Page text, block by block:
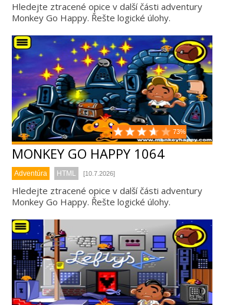
Hledejte ztracené opice v další části adventury
Monkey Go Happy. Řešte logické úlohy.
73%
MONKEY GO HAPPY 1064
Adventúra HTML [10.7.2026]
Hledejte ztracené opice v další části adventury
Monkey Go Happy. Řešte logické úlohy.